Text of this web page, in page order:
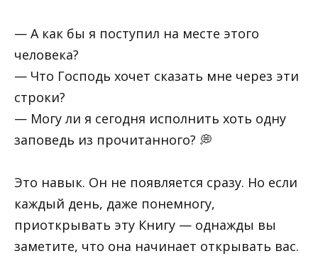
— А как бы я поступил на месте этого
человека?
— Что Господь хочет сказать мне через эти
строки?
— Могу ли я сегодня исполнить хоть одну
заповедь из прочитанного? 💭
Это навык. Он не появляется сразу. Но если
каждый день, даже понемногу,
приоткрывать эту Книгу — однажды вы
заметите, что она начинает открывать вас.